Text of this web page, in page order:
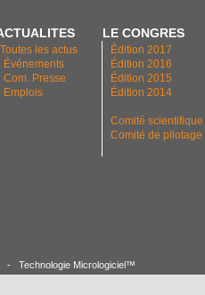
LE CONGRES
Toutes les actus
Événements
Com. Presse
Emplois
Édition 2017
Édition 2016
Édition 2015
Édition 2014
Comité scientifique
Comité de pilotage
- Technologie Micrologiciel™